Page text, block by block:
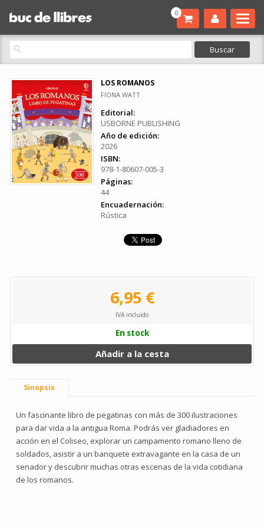
0
LOS ROMANOS
FIONA WATT
Editorial:
USBORNE PUBLISHING
Año de edición:
2026
ISBN:
978-1-80607-005-3
Páginas:
44
Encuadernación:
Rústica
6,95 €
IVA incluido
En stock
Añadir a la cesta
Sinopsis
Un fascinante libro de pegatinas con más de 300 ilustraciones
para dar vida a la antigua Roma. Podrás ver gladiadores en
acción en el Coliseo, explorar un campamento romano lleno de
soldados, asistir a un banquete extravagante en la casa de un
senador y descubrir muchas otras escenas de la vida cotidiana
de los romanos.